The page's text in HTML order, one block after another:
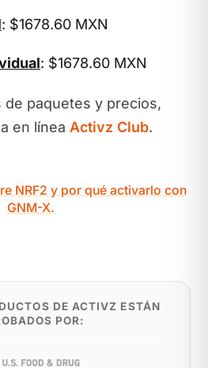
: $1678.60 MXN
: $1678.60 MXN
de paquetes y precios,
en línea Activz Club.
NRF2 y por qué activarlo con
GNM-X.
DE ACTIVZ ESTÁN
POR: